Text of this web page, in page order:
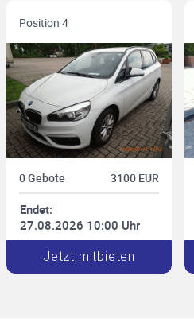
Position 4
0 Gebote 3100 EUR
Endet:
27.08.2026 10:00 Uhr
Jetzt mitbieten